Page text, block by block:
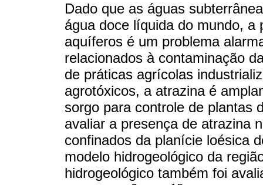
Dado que as águas
água doce líquida do mundo, a
aquíferos é um problema
relacionados à contaminação
de práticas agrícolas
agrotóxicos, a atrazina é
sorgo para controle de plantas
avaliar a presença de atrazina
confinados da planície loésica
modelo hidrogeológico da
hidrogeológico também foi